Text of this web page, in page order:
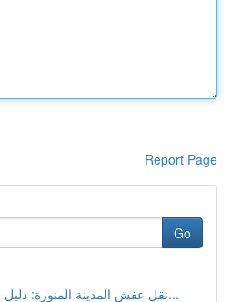
Report Page
Go
نقل عفش المدينة المنورة: دليل شامل للخدمات والأ...